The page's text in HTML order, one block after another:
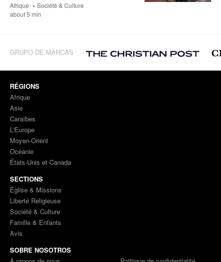
Afrique
Société & Culture
about 5 min
GRUPO DE MARCAS
RÉGIONS
Afrique
Asie
Caraïbes
L'Europe
Moyen-Orient
Océanie
États-Unis et Canada
SECTIONS
Église & Missions
Liberté Religieuse
Société & Culture
Famille & Enfants
Avis
SOBRE NOSOTROS